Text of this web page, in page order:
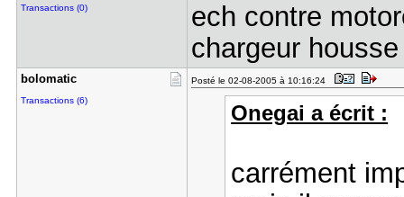
Transactions (0)
ech contre
chargeur
bolomatic
Transactions (6)
Posté le 02-08-2005 à 10:16:24
Onegai a écrit :
carrément